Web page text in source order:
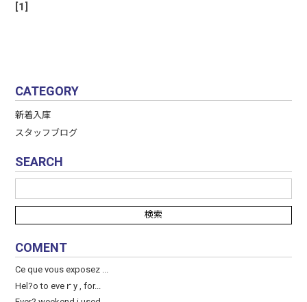
[1]
CATEGORY
新着入庫
スタッフブログ
SEARCH
COMENT
Ce que vous exposez ...
Hel?o to eveｒy , for...